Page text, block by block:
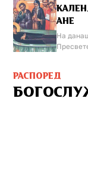
АНЕ
На
РАСПОРЕД